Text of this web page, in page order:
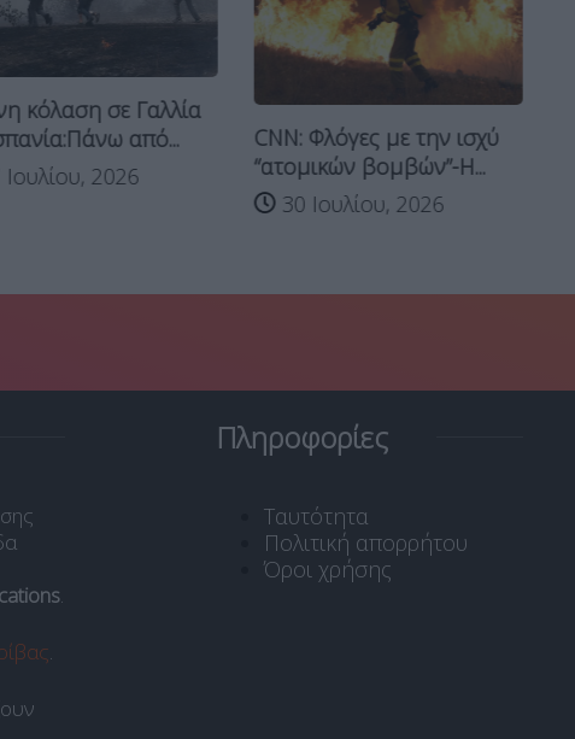
κόλαση σε Γαλλία
από...
2026
CNN: Φλόγες με την ισχύ
“ατομικών βομβών”-Η...
30 Ιουλίου, 2026
.
.
Πληροφορίες
Ταυτότητα
Πολιτική απορρήτου
Όροι χρήσης